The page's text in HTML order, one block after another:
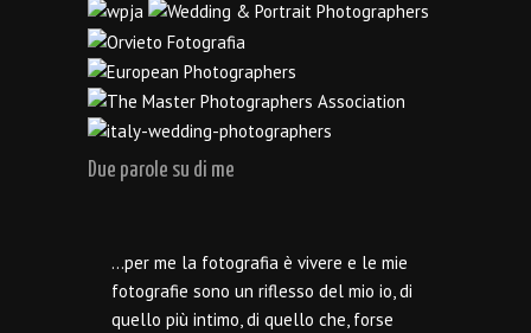
Due parole su di me
…per me la fotografia è vivere e le mie
fotografie sono un riflesso del mio io, di
quello più intimo, di quello che, forse